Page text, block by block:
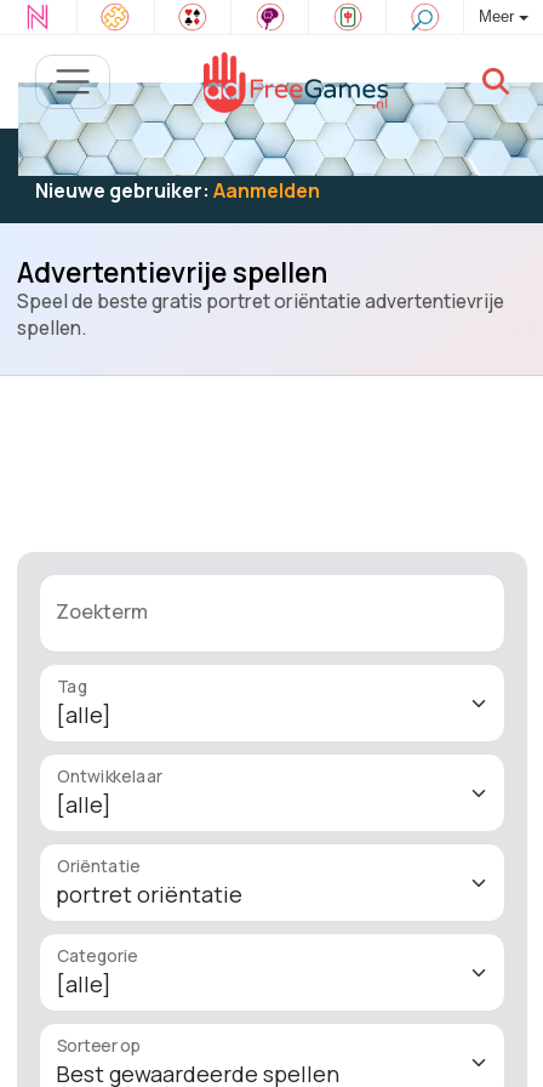
Meer
Bestaande gebruiker: Log in
om te spelen
Nieuwe gebruiker: Aanmelden
Advertentievrije spellen
Speel de beste gratis portret oriëntatie advertentievrije
spellen.
Zoekterm
Tag
Ontwikkelaar
Oriëntatie
Categorie
Sorteer op